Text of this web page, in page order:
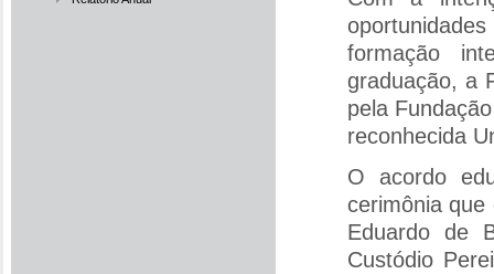
formação
graduação, a
pela
reconhecida
O acordo
cerimônia
Eduardo de
Custódio